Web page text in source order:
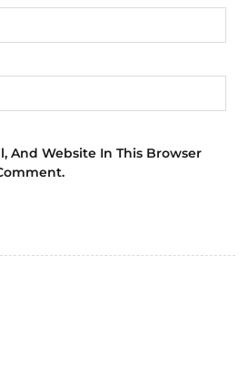
And Website In This Browser